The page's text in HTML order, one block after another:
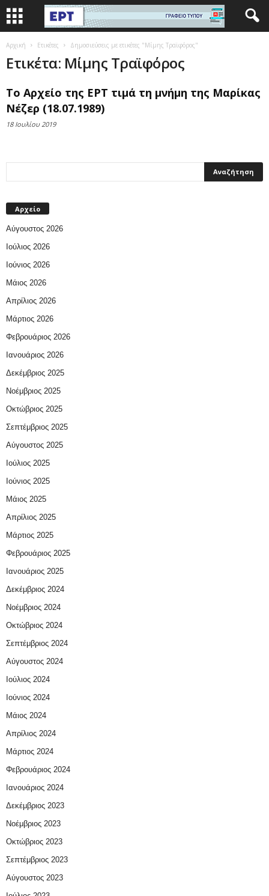
Αρχική Ετικέτες Δημοσιεύσεις με ετικέτες "Μίμης Τραϊφόρος"
Ετικέτα: Μίμης Τραϊφόρος
Το Αρχείο της ΕΡΤ τιμά τη μνήμη της Μαρίκας
Νέζερ (18.07.1989)
18 Ιουλίου 2019
Αρχείο
Αύγουστος 2026
Ιούλιος 2026
Ιούνιος 2026
Μάιος 2026
Απρίλιος 2026
Μάρτιος 2026
Φεβρουάριος 2026
Ιανουάριος 2026
Δεκέμβριος 2025
Νοέμβριος 2025
Οκτώβριος 2025
Σεπτέμβριος 2025
Αύγουστος 2025
Ιούλιος 2025
Ιούνιος 2025
Μάιος 2025
Απρίλιος 2025
Μάρτιος 2025
Φεβρουάριος 2025
Ιανουάριος 2025
Δεκέμβριος 2024
Νοέμβριος 2024
Οκτώβριος 2024
Σεπτέμβριος 2024
Αύγουστος 2024
Ιούλιος 2024
Ιούνιος 2024
Μάιος 2024
Απρίλιος 2024
Μάρτιος 2024
Φεβρουάριος 2024
Ιανουάριος 2024
Δεκέμβριος 2023
Νοέμβριος 2023
Οκτώβριος 2023
Σεπτέμβριος 2023
Αύγουστος 2023